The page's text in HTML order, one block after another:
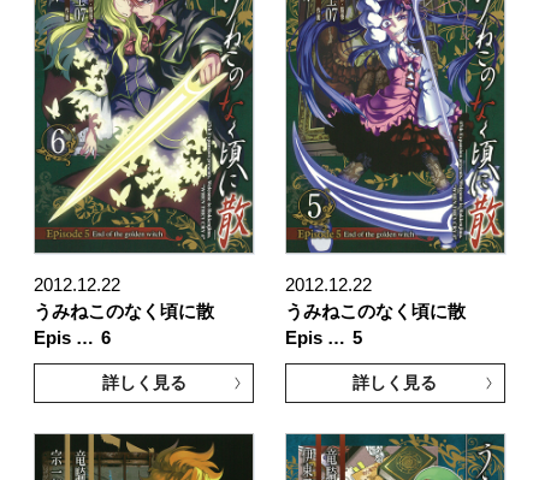
2012.12.22
うみねこのなく頃に散
Epis … 6
詳しく見る
2012.12.22
うみねこのなく頃に散
Epis … 5
詳しく見る